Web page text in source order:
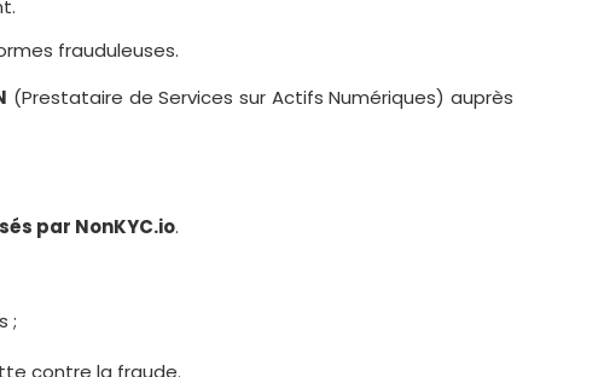
frauduleuses.
(Prestataire de Services sur Actifs Numériques) auprès
par NonKYC.io.
;
contre la fraude.